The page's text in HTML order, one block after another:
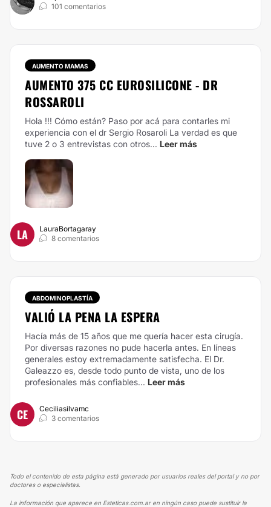
101 comentarios
AUMENTO MAMAS
AUMENTO 375 CC EUROSILICONE - DR
ROSSAROLI
Hola !!! Cómo están? Paso por acá para contarles mi
experiencia con el dr Sergio Rosaroli La verdad es que
tuve 2 o 3 entrevistas con otros... Leer más
LA
LauraBortagaray
8 comentarios
ABDOMINOPLASTÍA
VALIÓ LA PENA LA ESPERA
Hacía más de 15 años que me quería hacer esta cirugía.
Por diversas razones no pude hacerla antes. En líneas
generales estoy extremadamente satisfecha. El Dr.
Galeazzo es, desde todo punto de vista, uno de los
profesionales más confiables... Leer más
CE
Ceciliasilvamc
3 comentarios
Todo el contenido de esta página está generado por usuarios reales del portal y no por
doctores o especialistas.
La información que aparece en Esteticas.com.ar en ningún caso puede sustituir la